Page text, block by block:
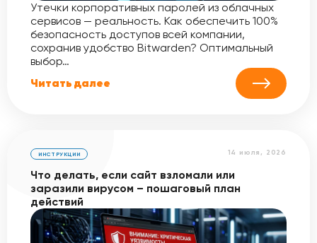
Утечки корпоративных паролей из облачных
сервисов — реальность. Как обеспечить 100%
безопасность доступов всей компании,
сохранив удобство Bitwarden? Оптимальный
выбор…
Читать далее
14 июля, 2026
ИНСТРУКЦИИ
Что делать, если сайт взломали или
заразили вирусом – пошаговый план
действий